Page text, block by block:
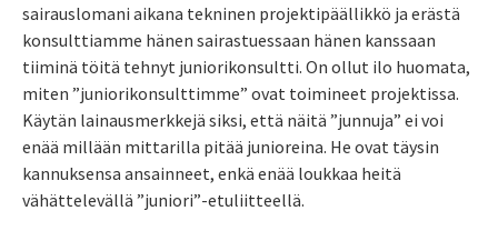
sairauslomani aikana tekninen projektipäällikkö ja erästä
konsulttiamme hänen sairastuessaan hänen kanssaan
tiiminä töitä tehnyt juniorikonsultti. On ollut ilo huomata,
miten ”juniorikonsulttimme” ovat toimineet projektissa.
Käytän lainausmerkkejä siksi, että näitä ”junnuja” ei voi
enää millään mittarilla pitää junioreina. He ovat täysin
kannuksensa ansainneet, enkä enää loukkaa heitä
vähättelevällä ”juniori”-etuliitteellä.